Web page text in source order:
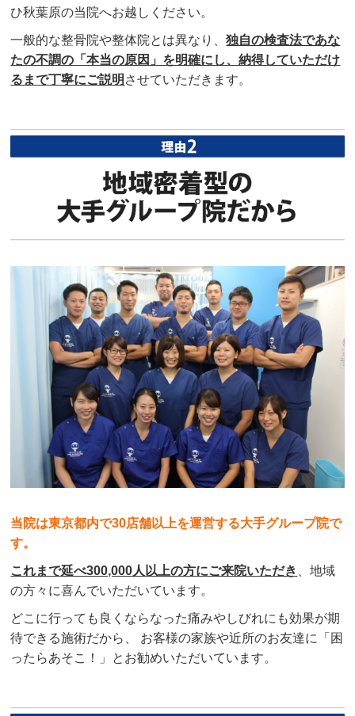
ひ秋葉原の当院へお越しください。
一般的な整骨院や整体院とは異なり、独自の検査法であな
たの不調の「本当の原因」を明確にし、納得していただけ
るまで丁寧にご説明 させていただきます。
当院は東京都内で30店舗以上を運営する大手グループ院で
す。
これまで延べ300,000人以上の方にご来院いただき
、地域
の方々に喜んでいただいています。
どこに行っても良くならなった痛みやしびれにも効果が期
待できる施術だから、 お客様の家族や近所のお友達に「困
ったらあそこ！」とお勧めいただいています。